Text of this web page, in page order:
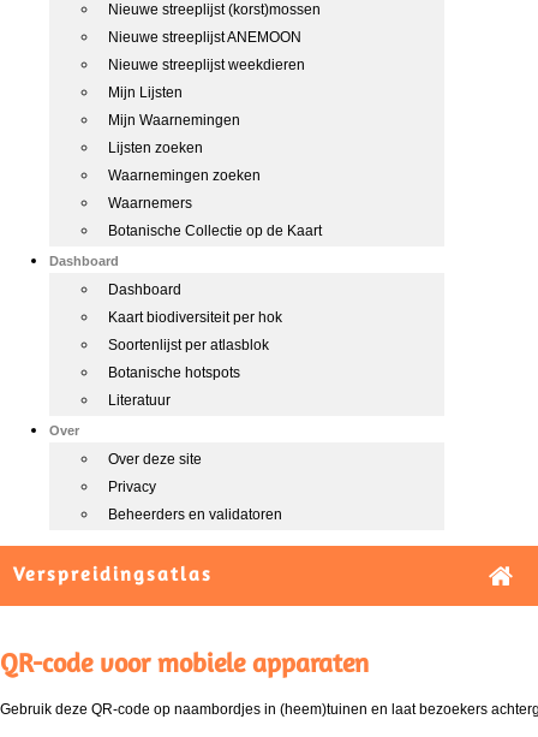
Nieuwe streeplijst (korst)mossen
Nieuwe streeplijst ANEMOON
Nieuwe streeplijst weekdieren
Mijn Lijsten
Mijn Waarnemingen
Lijsten zoeken
Waarnemingen zoeken
Waarnemers
Botanische Collectie op de Kaart
Dashboard
Dashboard
Kaart biodiversiteit per hok
Soortenlijst per atlasblok
Botanische hotspots
Literatuur
Over
Over deze site
Privacy
Beheerders en validatoren
Verspreidingsatlas
QR-code voor mobiele apparaten
Gebruik deze QR-code op naambordjes in (heem)tuinen en laat bezoekers